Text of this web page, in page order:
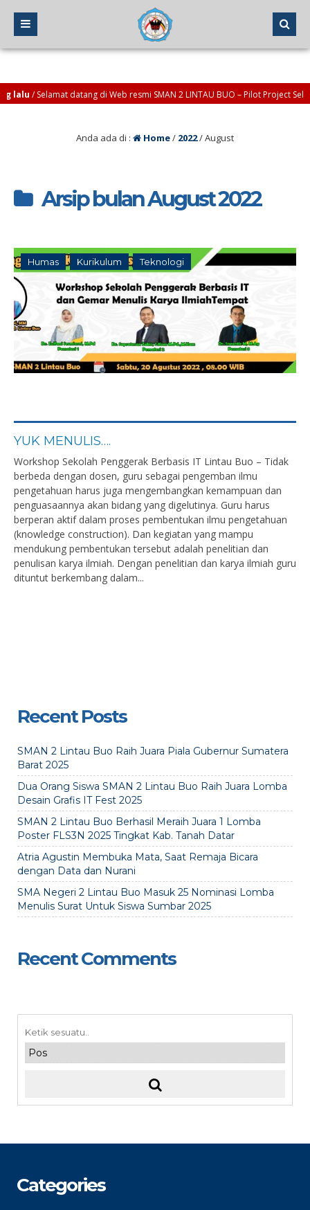
/ Selamat datang di Web resmi SMAN 2 LINTAU BUO – Pilot Project
Anda ada di : Home/ 2022/August
Arsip bulan August 2022
Humas Kurikulum Teknologi
YUK MENULIS….
Workshop Sekolah Penggerak Berbasis IT Lintau Buo – Tidak
berbeda dengan dosen, guru sebagai pengemban ilmu
pengetahuan harus juga mengembangkan kemampuan dan
penguasaannya akan bidang yang digelutinya. Guru harus
berperan aktif dalam proses pembentukan ilmu pengetahuan
(knowledge construction). Dan kegiatan yang mampu
mendukung pembentukan tersebut adalah penelitian dan
penulisan karya ilmiah. Dengan penelitian dan karya ilmiah guru
dituntut berkembang dalam...
Recent Posts
SMAN 2 Lintau Buo Raih Juara Piala Gubernur Sumatera
Barat 2025
Dua Orang Siswa SMAN 2 Lintau Buo Raih Juara Lomba
Desain Grafis IT Fest 2025
SMAN 2 Lintau Buo Berhasil Meraih Juara 1 Lomba
Poster FLS3N 2025 Tingkat Kab. Tanah Datar
Atria Agustin Membuka Mata, Saat Remaja Bicara
dengan Data dan Nurani
SMA Negeri 2 Lintau Buo Masuk 25 Nominasi Lomba
Menulis Surat Untuk Siswa Sumbar 2025
Recent Comments
Categories